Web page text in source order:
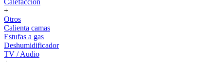
Calefacción
+
Otros
Calienta camas
Estufas a gas
Deshumidificador
TV / Audio